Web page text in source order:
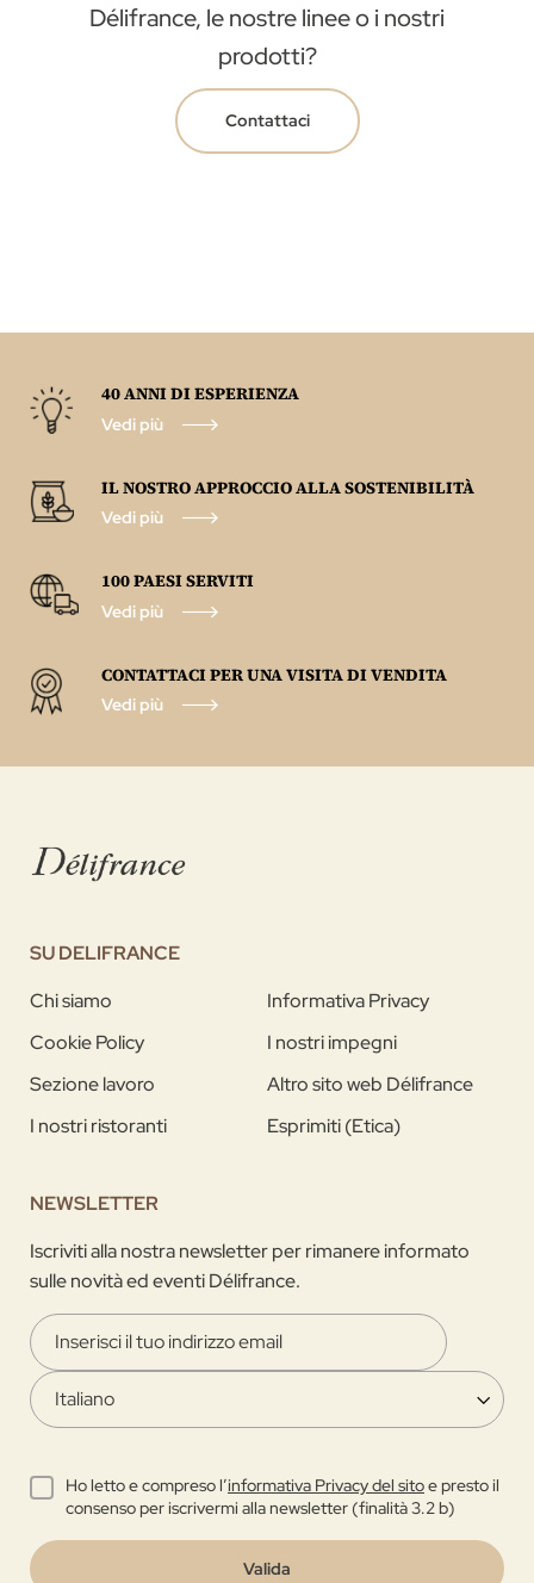
Délifrance, le nostre linee o i nostri
prodotti?
Contattaci
40 ANNI DI ESPERIENZA
Vedi più
IL NOSTRO APPROCCIO ALLA SOSTENIBILITÀ
Vedi più
100 PAESI SERVITI
Vedi più
CONTATTACI PER UNA VISITA DI VENDITA
Vedi più
SU DELIFRANCE
Chi siamo
Informativa Privacy
Cookie Policy
I nostri impegni
Sezione lavoro
Altro sito web Délifrance
I nostri ristoranti
Esprimiti (Etica)
NEWSLETTER
Iscriviti alla nostra newsletter per rimanere informato
sulle novità ed eventi Délifrance.
Ho letto e compreso l’informativa Privacy del sitoe presto il
consenso per iscrivermi alla newsletter (finalità 3.2 b)
Valida